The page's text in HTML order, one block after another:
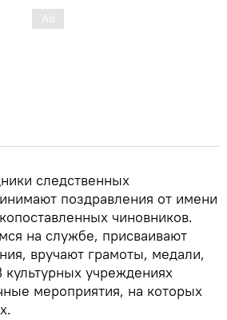
следственных
поздравления от имени
чиновников.
на службе, присваивают
вручают грамоты, медали,
учреждениях
мероприятия, на которых